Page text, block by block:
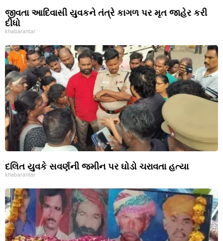
જીવતા આદિવાસી યુવકને તંત્રે કાગળ પર મૃત જાહેર કરી
દીધો
khabarantar
દલિત યુવકે સવર્ણની જમીન પર ઘોડો ચરાવતા હત્યા
khabarantar